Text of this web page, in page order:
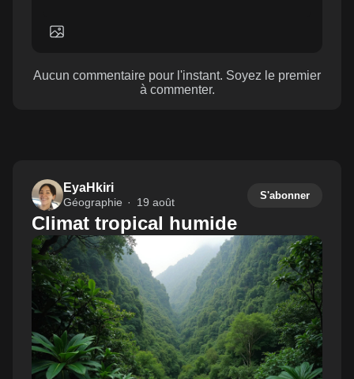
Aucun commentaire pour l'instant. Soyez le premier
à commenter.
EyaHkiri
Géographie 19 août
S'abonner
Climat tropical humide